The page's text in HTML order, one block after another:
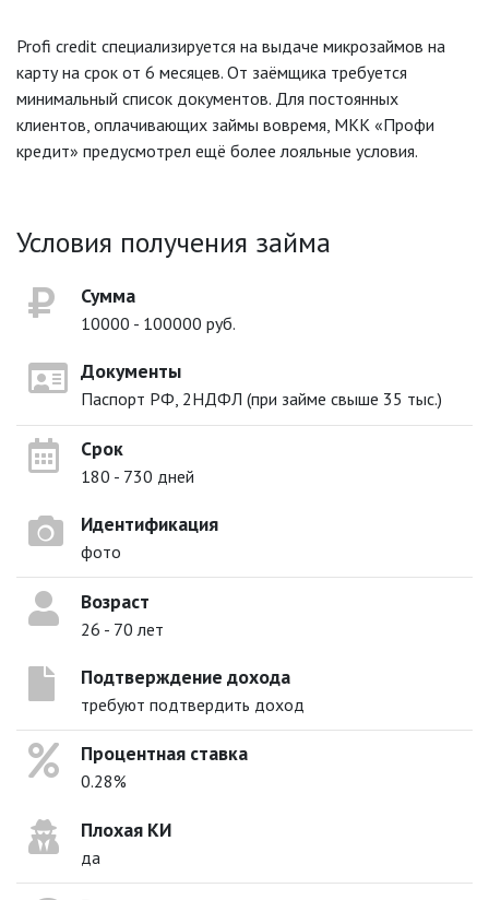
Profi credit специализируется на выдаче микрозаймов на
карту на срок от 6 месяцев. От заёмщика требуется
минимальный список документов. Для постоянных
клиентов, оплачивающих займы вовремя, МКК «Профи
кредит» предусмотрел ещё более лояльные условия.
Условия получения займа
Сумма
10000 - 100000 руб.
Документы
Паспорт РФ, 2НДФЛ (при займе свыше 35 тыс.)
Срок
180 - 730 дней
Идентификация
фото
Возраст
26 - 70 лет
Подтверждение дохода
требуют подтвердить доход
Процентная ставка
0.28%
Плохая КИ
да